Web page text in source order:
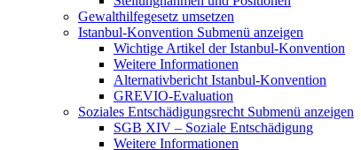
Gewalthilfegesetz umsetzen
Istanbul-Konvention Submenü anzeigen
Wichtige Artikel der Istanbul-Konvention
Weitere Informationen
Alternativbericht Istanbul-Konvention
GREVIO-Evaluation
Soziales Entschädigungsrecht Submenü anzeigen
SGB XIV – Soziale Entschädigung
Weitere Informationen